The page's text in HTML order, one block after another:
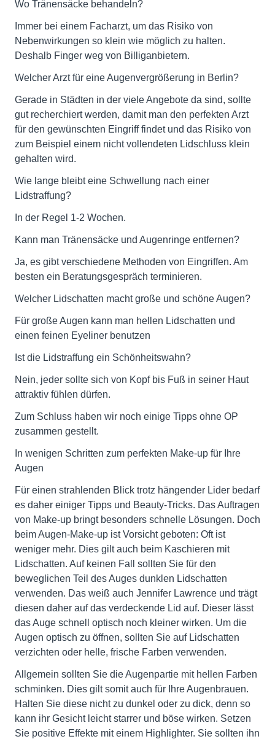
Wo Tränensäcke behandeln?
Immer bei einem Facharzt, um das Risiko von
Nebenwirkungen so klein wie möglich zu halten.
Deshalb Finger weg von Billiganbietern.
Welcher Arzt für eine Augenvergrößerung in Berlin?
Gerade in Städten in der viele Angebote da sind, sollte
gut recherchiert werden, damit man den perfekten Arzt
für den gewünschten Eingriff findet und das Risiko von
zum Beispiel einem nicht vollendeten Lidschluss klein
gehalten wird.
Wie lange bleibt eine Schwellung nach einer
Lidstraffung?
In der Regel 1-2 Wochen.
Kann man Tränensäcke und Augenringe entfernen?
Ja, es gibt verschiedene Methoden von Eingriffen. Am
besten ein Beratungsgespräch terminieren.
Welcher Lidschatten macht große und schöne Augen?
Für große Augen kann man hellen Lidschatten und
einen feinen Eyeliner benutzen
Ist die Lidstraffung ein Schönheitswahn?
Nein, jeder sollte sich von Kopf bis Fuß in seiner Haut
attraktiv fühlen dürfen.
Zum Schluss haben wir noch einige Tipps ohne OP
zusammen gestellt.
In wenigen Schritten zum perfekten Make-up für Ihre
Augen
Für einen strahlenden Blick trotz hängender Lider bedarf
es daher einiger Tipps und Beauty-Tricks. Das Auftragen
von Make-up bringt besonders schnelle Lösungen. Doch
beim Augen-Make-up ist Vorsicht geboten: Oft ist
weniger mehr. Dies gilt auch beim Kaschieren mit
Lidschatten. Auf keinen Fall sollten Sie für den
beweglichen Teil des Auges dunklen Lidschatten
verwenden. Das weiß auch Jennifer Lawrence und trägt
diesen daher auf das verdeckende Lid auf. Dieser lässt
das Auge schnell optisch noch kleiner wirken. Um die
Augen optisch zu öffnen, sollten Sie auf Lidschatten
verzichten oder helle, frische Farben verwenden.
Allgemein sollten Sie die Augenpartie mit hellen Farben
schminken. Dies gilt somit auch für Ihre Augenbrauen.
Halten Sie diese nicht zu dunkel oder zu dick, denn so
kann ihr Gesicht leicht starrer und böse wirken. Setzen
Sie positive Effekte mit einem Highlighter. Sie sollten ihn